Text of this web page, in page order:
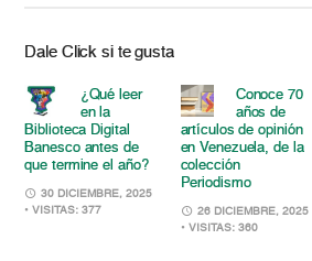
Dale Click si te gusta
¿Qué leer
en la
Biblioteca Digital
Banesco antes de
que termine el año?
30 DICIEMBRE, 2025
• VISITAS: 377
Conoce 70
años de
artículos de opinión
en Venezuela, de la
colección
Periodismo
26 DICIEMBRE, 2025
• VISITAS: 360